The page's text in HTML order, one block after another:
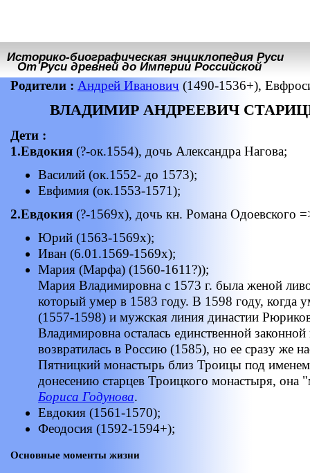
Историко-биографическая энциклопедия Руси
От Руси древней до Империи Российской
Родители : Андрей Иванович (1490-1536+),
ВЛАДИМИР АНДРЕЕВИЧ
Дети :
1.Евдокия (?-ок.1554), дочь Александра Нагова;
Василий (ок.1552- до 1573);
Евфимия (ок.1553-1571);
2.Евдокия (?-1569х), дочь кн. Романа Одоевского
Юрий (1563-1569х);
Иван (6.01.1569-1569х);
Мария (Марфа) (1560-1611?));
Мария Владимировна с 1573 г. была женой
который умер в 1583 году. В 1598 году, когда
(1557-1598) и мужская линия династии
Владимировна осталась единственной
возвратилась в Россию (1585), но ее сразу же
Пятницкий монастырь близ Троицы под
донесению старцев Троицкого монастыря, она
Бориса Годунова.
Евдокия (1561-1570);
Феодосия (1592-1594+);
Основные моменты жизни